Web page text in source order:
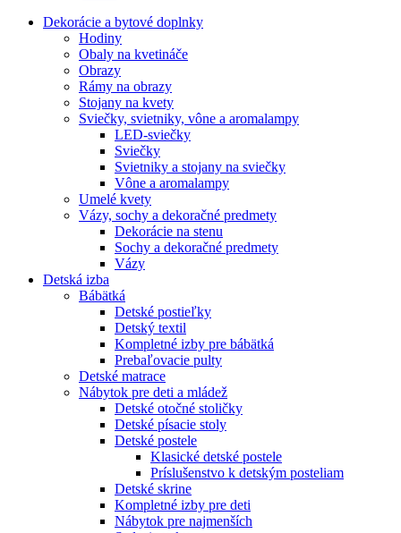
Dekorácie a bytové doplnky
Hodiny
Obaly na kvetináče
Obrazy
Rámy na obrazy
Stojany na kvety
Sviečky, svietniky, vône a aromalampy
LED-sviečky
Sviečky
Svietniky a stojany na sviečky
Vône a aromalampy
Umelé kvety
Vázy, sochy a dekoračné predmety
Dekorácie na stenu
Sochy a dekoračné predmety
Vázy
Detská izba
Bábätká
Detské postieľky
Detský textil
Kompletné izby pre bábätká
Prebaľovacie pulty
Detské matrace
Nábytok pre deti a mládež
Detské otočné stoličky
Detské písacie stoly
Detské postele
Klasické detské postele
Príslušenstvo k detským posteliam
Detské skrine
Kompletné izby pre deti
Nábytok pre najmenších